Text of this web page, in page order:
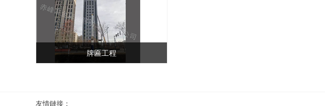
牌匾工程
友情鏈接：